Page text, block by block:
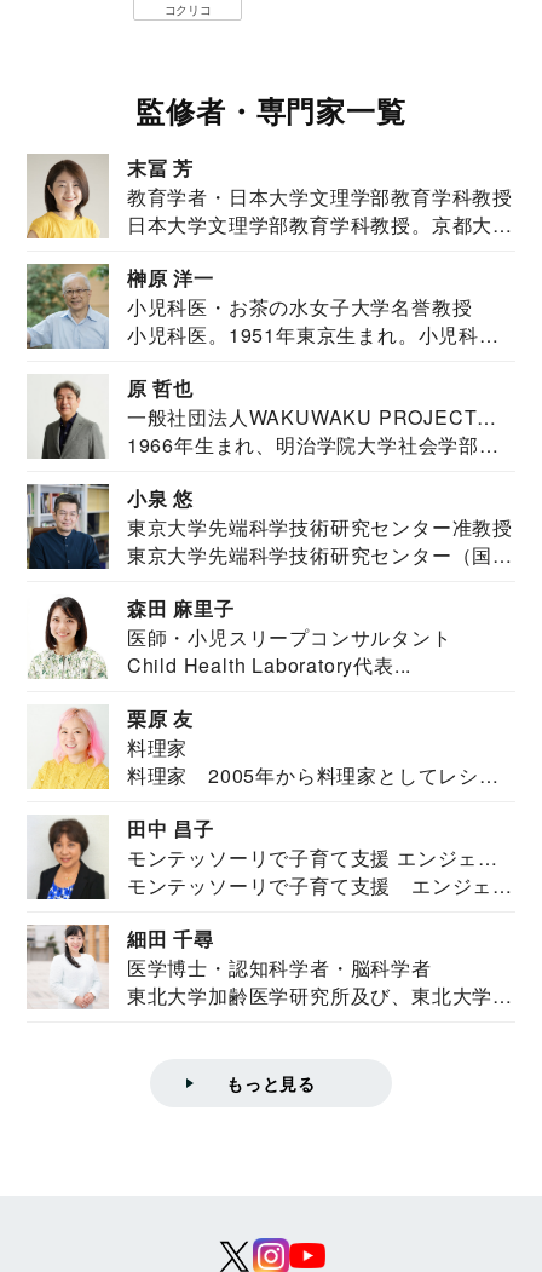
コクリコ
監修者・専門家一覧
末冨 芳
教育学者・日本大学文理学部教育学科教授
日本大学文理学部教育学科教授。京都大学
榊原 洋一
小児科医・お茶の水女子大学名誉教授
小児科医。1951年東京生まれ。小児科
原 哲也
一般社団法人WAKUWAKU PROJECT
JAPAN代表・言語聴覚士・社会福祉士
1966年生まれ、明治学院大学社会学部福
小泉 悠
東京大学先端科学技術研究センター准教授
東京大学先端科学技術研究センター（国際
森田 麻里子
医師・小児スリープコンサルタント
Child Health Laboratory代表...
栗原 友
料理家
料理家 2005年から料理家としてレシピ
田中 昌子
モンテッソーリで子育て支援 エンジェル
ズハウス研究所所長
モンテッソーリで子育て支援 エンジェル
細田 千尋
医学博士・認知科学者・脳科学者
東北大学加齢医学研究所及び、東北大学大
もっと見る